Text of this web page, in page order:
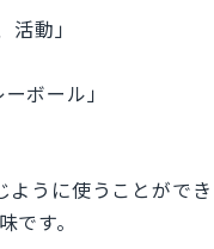
動」
ボール」
うに使うことがで
です。